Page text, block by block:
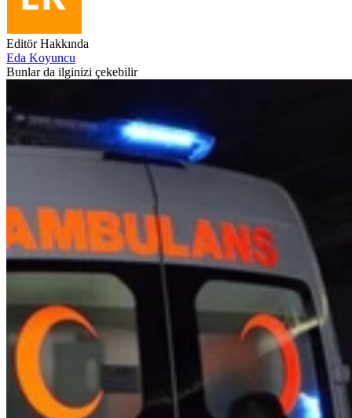
Editör Hakkında
Eda Koyuncu
Bunlar da ilginizi çekebilir